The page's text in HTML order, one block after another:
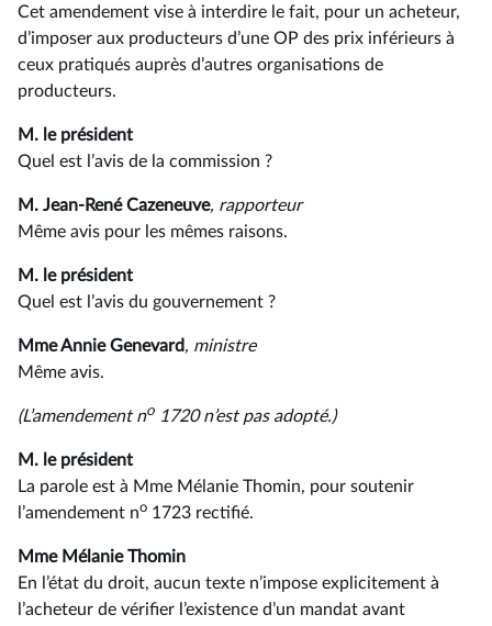
Cet amendement vise à interdire le fait, pour un acheteur,
d’imposer aux producteurs d’une OP des prix inférieurs à
ceux pratiqués auprès d’autres organisations de
producteurs.
M. le président
Quel est l’avis de la commission ?
M. Jean-René Cazeneuve, rapporteur
Même avis pour les mêmes raisons.
M. le président
Quel est l’avis du gouvernement ?
Mme Annie Genevard, ministre
Même avis.
(L’amendement no 1720 n’est pas adopté.)
M. le président
La parole est à Mme Mélanie Thomin, pour soutenir
l’amendement no 1723 rectifié.
Mme Mélanie Thomin
En l’état du droit, aucun texte n’impose explicitement à
l’acheteur de vérifier l’existence d’un mandat avant